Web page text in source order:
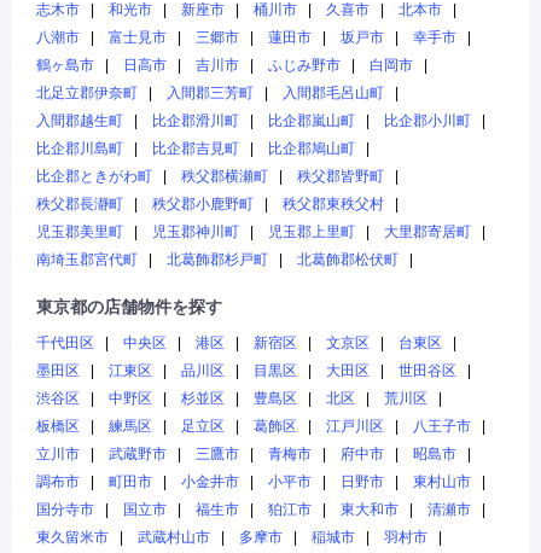
志木市
和光市 新座市 桶川市 久喜市
北本市
八潮市
富士見市 三郷市 蓮田市 坂戸市
幸手市
鶴ヶ島市
日高市 吉川市 ふじみ野市
白岡市
北足立郡伊奈町
入間郡三芳町
入間郡毛呂山町
入間郡越生町
比企郡滑川町 比企郡嵐山町
比企郡小川町
比企郡川島町
比企郡吉見町
比企郡鳩山町
比企郡ときがわ町
秩父郡横瀬町
秩父郡皆野町
秩父郡長瀞町
秩父郡小鹿野町
秩父郡東秩父村
児玉郡美里町
児玉郡神川町 児玉郡上里町
大里郡寄居町
南埼玉郡宮代町
北葛飾郡杉戸町 北葛飾郡松伏町
東京都の店舗物件を探す
千代田区 中央区 港区 新宿区 文京区
台東区
墨田区
江東区 品川区 目黒区 大田区
世田谷区
渋谷区
中野区 杉並区 豊島区 北区
荒川区
板橋区
練馬区 足立区 葛飾区 江戸川区
八王子市
立川市
武蔵野市 三鷹市 青梅市 府中市
昭島市
調布市
町田市 小金井市 小平市 日野市
東村山市
国分寺市
国立市 福生市 狛江市 東大和市
清瀬市
東久留米市
武蔵村山市 多摩市 稲城市
羽村市